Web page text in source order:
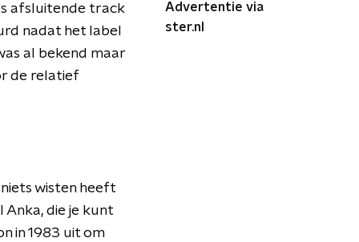
afsluitende track
nadat het label
al bekend maar
de relatief
wisten heeft
Anka, die je kunt
in 1983 uit om
Advertentie via
ster.nl